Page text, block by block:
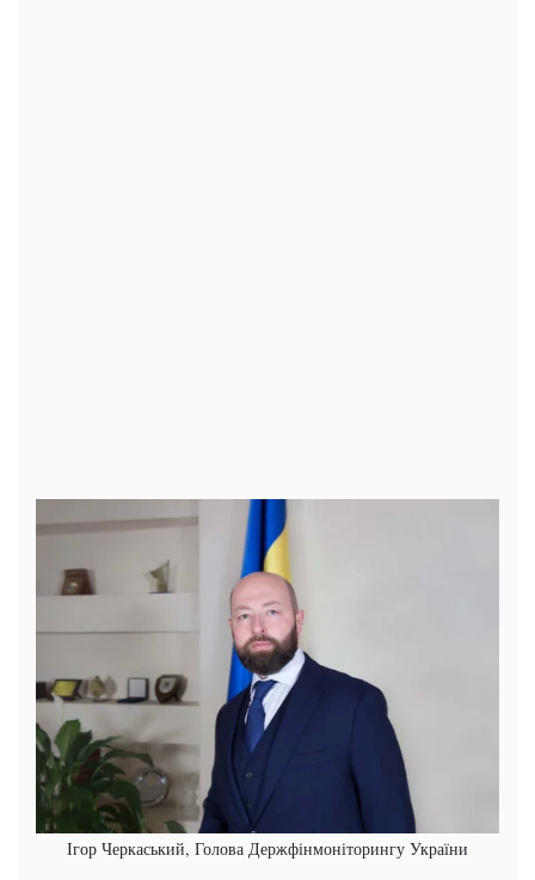
Ігор Черкаський, Голова Держфінмоніторингу України